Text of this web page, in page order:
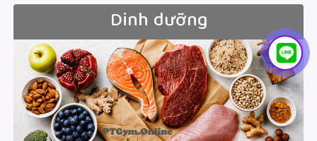
Dinh dưỡng